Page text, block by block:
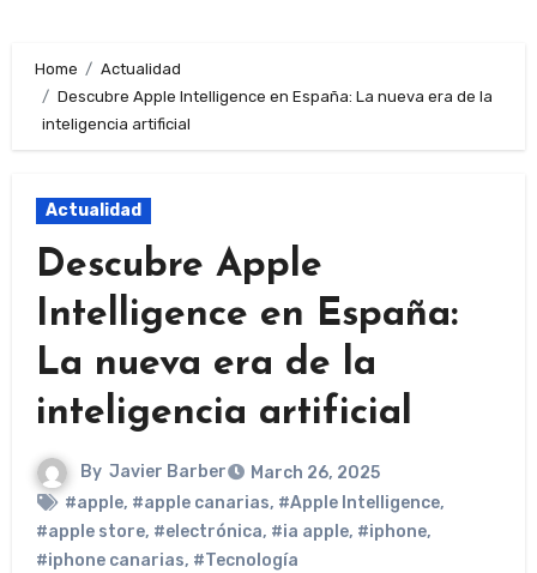
Home
Actualidad
Descubre Apple Intelligence en España: La nueva era de la
inteligencia artificial
Actualidad
Descubre Apple
Intelligence en España:
La nueva era de la
inteligencia artificial
By Javier Barber
March 26, 2025
#apple, #apple canarias, #Apple Intelligence,
#apple store, #electrónica, #ia apple, #iphone,
#iphone canarias, #Tecnología